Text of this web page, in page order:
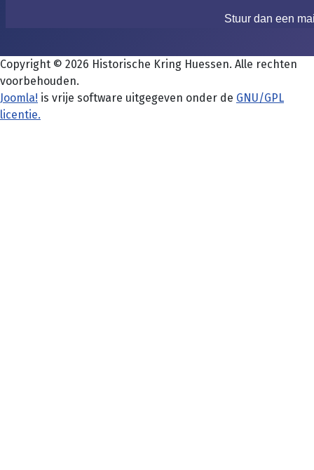
Stuur dan een
Copyright © 2026 Historische Kring Huessen. Alle rechten
voorbehouden.
Joomla! is vrije software uitgegeven onder de GNU/GPL
licentie.